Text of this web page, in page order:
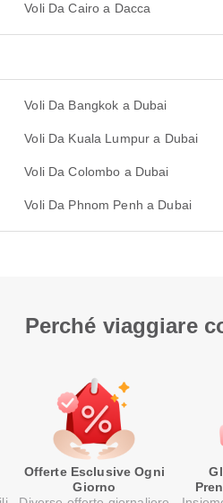
Voli Da Cairo a Dacca
Voli Da Bangkok a Dubai
Voli Da Kuala Lumpur a Dubai
Voli Da Colombo a Dubai
Voli Da Phnom Penh a Dubai
Perché viaggiare
Offerte Esclusive Ogni
Giorno